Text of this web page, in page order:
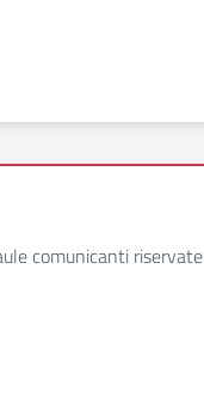
comunicanti riservate